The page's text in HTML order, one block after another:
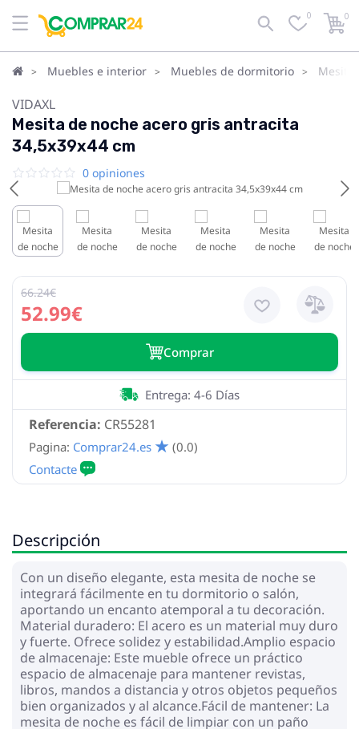
0 0
Muebles e interior Muebles de dormitorio
VIDAXL
Mesita de noche acero gris antracita
34,5x39x44 cm
0 opiniones
52.99€
66.24€
Сomprar
Referencia: CR55281
Entrega: 4-6 Días
Pagina: Comprar24.es (0.0)
Descripción
Con un diseño elegante, esta mesita de noche se
integrará fácilmente en tu dormitorio o salón,
aportando un encanto atemporal a tu decoración.
Material duradero: El acero es un material muy duro
y fuerte. Ofrece solidez y estabilidad.Amplio espacio
de almacenaje: Este mueble ofrece un práctico
espacio de almacenaje para mantener revistas,
libros, mandos a distancia y otros objetos pequeños
bien organizados y al alcance.Fácil de mantener: La
mesita de noche es fácil de limpiar con un paño